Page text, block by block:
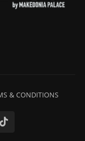
& CONDITIONS